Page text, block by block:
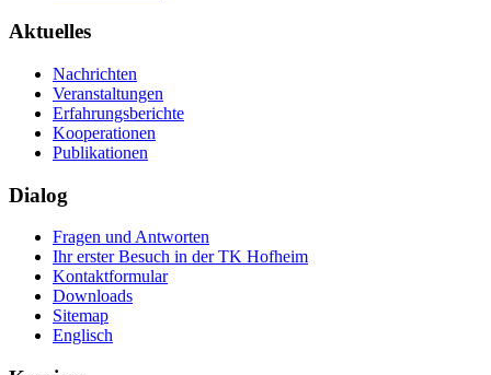
Aktuelles
Nachrichten
Veranstaltungen
Erfahrungsberichte
Kooperationen
Publikationen
Dialog
Fragen und Antworten
Ihr erster Besuch in der TK Hofheim
Kontaktformular
Downloads
Sitemap
Englisch